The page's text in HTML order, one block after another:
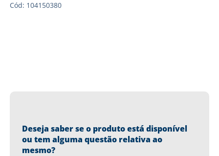
Cód: 104150380
Deseja saber se o produto está disponível
ou tem alguma questão relativa ao
mesmo?